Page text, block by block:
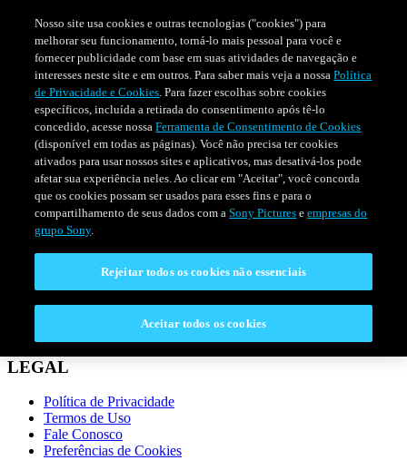
SÉRIESPROGRAMAÇÃO
CONECTAR
Perguntas Frequentes
LEGAL
Política de Privacidade
Termos de Uso
Fale Conosco
Preferências de Cookies
Nosso site usa cookies e outras tecnologias ("cookies") para
melhorar seu funcionamento, torná-lo mais pessoal para você e
fornecer publicidade com base em suas atividades de navegação e
interesses neste site e em outros. Para saber mais veja a nossaPolítica
de Privacidade e Cookies. Para fazer escolhas sobre cookies
específicos, incluída a retirada do consentimento após tê-lo
concedido, acesse nossaFerramenta de Consentimento de Cookies
(disponível em todas as páginas). Você não precisa ter cookies
ativados para usar nossos sites e aplicativos, mas desativá-los pode
afetar sua experiência neles. Ao clicar em "Aceitar", você concorda
que os cookies possam ser usados para esses fins e para o
compartilhamento de seus dados com aSony Pictures eempresas do
grupo Sony.
Rejeitar todos os cookies não essenciais
Aceitar todos os cookies